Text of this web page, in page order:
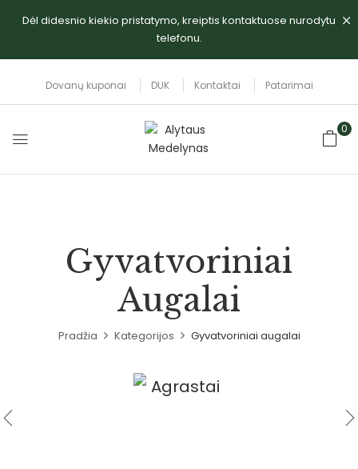
Dėl didesnio kiekio pristatymo, kreiptis kontaktuose nurodytu
telefonu.
Dovanų kuponai DUK Kontaktai Patarimai
0
Gyvatvoriniai
Augalai
Pradžia Kategorijos Gyvatvoriniai augalai